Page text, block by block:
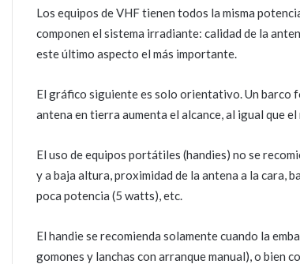
Los equipos de VHF tienen todos la misma
componen el sistema irradiante: calidad de la
este último aspecto el más importante.
El gráfico siguiente es solo orientativo. Un barco
antena en tierra aumenta el alcance, al igual que
El uso de equipos portátiles (handies) no se
y a baja altura, proximidad de la antena a la cara,
poca potencia (5 watts), etc.
El handie se recomienda solamente cuando la
gomones y lanchas con arranque manual), o bien